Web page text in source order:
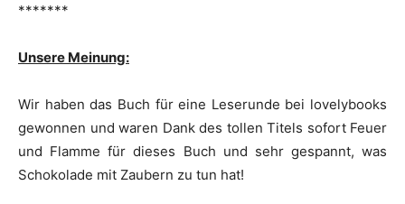
*******
Unsere Meinung:
Wir haben das Buch für eine Leserunde bei lovelybooks
gewonnen und waren Dank des tollen Titels sofort Feuer
und Flamme für dieses Buch und sehr gespannt, was
Schokolade mit Zaubern zu tun hat!